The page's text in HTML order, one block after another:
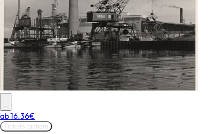
–
ab16.36€
Tickets sichern